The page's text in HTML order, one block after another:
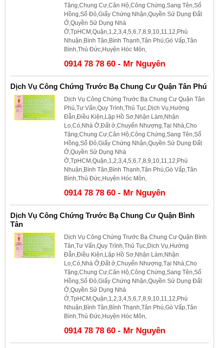
Tặng,Chung Cư,Căn Hộ,Công Chứng,Sang Tên,Sổ
Hồng,Sổ Đỏ,Giấy Chứng Nhận,Quyền Sử Dụng Đất
Ở,Quyền Sử Dụng Nhà
Ở,TpHCM,Quận,1,2,3,4,5,6,7,8,9,10,11,12,Phú
Nhuận,Bình Tân,Bình Thạnh,Tân Phú,Gò Vấp,Tân
Bình,Thủ Đức,Huyện Hóc Môn,
0914 78 78 60 - Mr Nguyên
Dịch Vụ Công Chứng Trước Bạ Chung Cư Quận Tân Phú
Dịch Vụ Công Chứng Trước Bạ Chung Cư Quận Tân
Phú,Tư Vấn,Quy Trình,Thủ Tục,Dịch Vụ,Hướng
Đẫn,Điều Kiện,Lập Hồ Sơ,Nhận Làm,Nhận
Lo,Có,Nhà Ở,Đất ở,Chuyển Nhượng,Tại Nhà,Cho
Tặng,Chung Cư,Căn Hộ,Công Chứng,Sang Tên,Sổ
Hồng,Sổ Đỏ,Giấy Chứng Nhận,Quyền Sử Dụng Đất
Ở,Quyền Sử Dụng Nhà
Ở,TpHCM,Quận,1,2,3,4,5,6,7,8,9,10,11,12,Phú
Nhuận,Bình Tân,Bình Thạnh,Tân Phú,Gò Vấp,Tân
Bình,Thủ Đức,Huyện Hóc Môn,
0914 78 78 60 - Mr Nguyên
Dịch Vụ Công Chứng Trước Bạ Chung Cư Quận Bình
Tân
Dịch Vụ Công Chứng Trước Bạ Chung Cư Quận Bình
Tân,Tư Vấn,Quy Trình,Thủ Tục,Dịch Vụ,Hướng
Đẫn,Điều Kiện,Lập Hồ Sơ,Nhận Làm,Nhận
Lo,Có,Nhà Ở,Đất ở,Chuyển Nhượng,Tại Nhà,Cho
Tặng,Chung Cư,Căn Hộ,Công Chứng,Sang Tên,Sổ
Hồng,Sổ Đỏ,Giấy Chứng Nhận,Quyền Sử Dụng Đất
Ở,Quyền Sử Dụng Nhà
Ở,TpHCM,Quận,1,2,3,4,5,6,7,8,9,10,11,12,Phú
Nhuận,Bình Tân,Bình Thạnh,Tân Phú,Gò Vấp,Tân
Bình,Thủ Đức,Huyện Hóc Môn,
0914 78 78 60 - Mr Nguyên